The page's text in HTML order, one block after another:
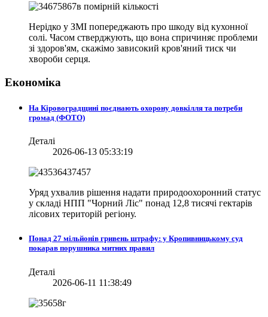
Нерідко у ЗМІ попереджають про шкоду від кухонної
солі. Часом стверджують, що вона спричиняє проблеми
зі здоров'ям, скажімо зависокий кров'яний тиск чи
хвороби серця.
Економіка
На Кіровоградщині поєднають охорону довкілля та потреби
громад (ФОТО)
Деталі
2026-06-13 05:33:19
Уряд ухвалив рішення надати природоохоронний статус
у складі НПП "Чорний Ліс" понад 12,8 тисячі гектарів
лісових територій регіону.
Понад 27 мільйонів гривень штрафу: у Кропивницькому суд
покарав порушника митних правил
Деталі
2026-06-11 11:38:49